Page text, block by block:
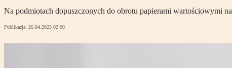
Na podmiotach dopuszczonych do obrotu papierami wartościowymi
Publikacja: 26.04.2023 02:00